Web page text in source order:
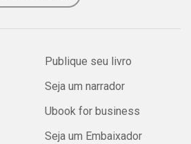
Publique seu livro
Seja um narrador
Ubook for business
Seja um Embaixador